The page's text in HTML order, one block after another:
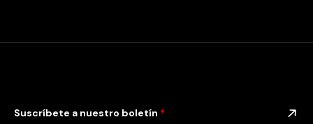
Suscríbete a nuestro boletín *